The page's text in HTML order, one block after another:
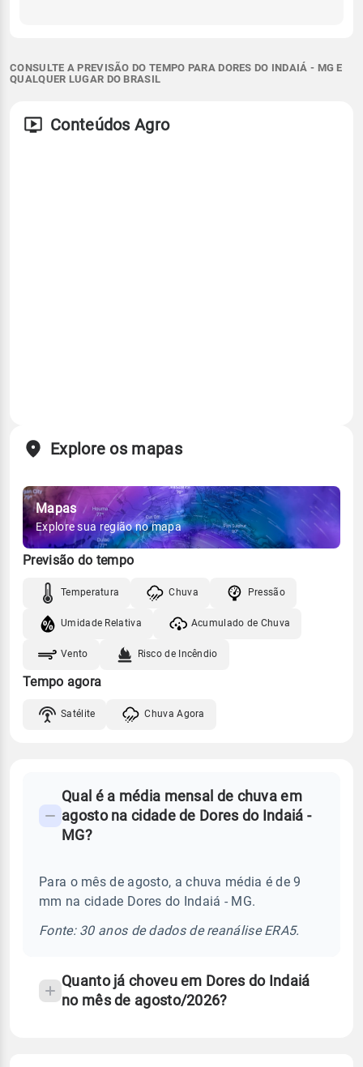
CONSULTE A PREVISÃO DO TEMPO PARA DORES DO INDAIÁ - MG E
QUALQUER LUGAR DO BRASIL
Conteúdos Agro
Explore os mapas
Mapas
Explore sua região no mapa
Previsão do tempo
Temperatura Chuva Pressão
Umidade Relativa Acumulado de Chuva
Vento Risco de Incêndio
Tempo agora
Satélite Chuva Agora
Perguntas
frequentes
chuva
temperatura
Qual é a média mensal de chuva em
agosto na cidade de Dores do Indaiá -
MG?
Para o mês de agosto, a chuva média é de 9
mm na cidade Dores do Indaiá - MG.
Fonte: 30 anos de dados de reanálise ERA5.
Quanto já choveu em Dores do Indaiá
no mês de agosto/2026?